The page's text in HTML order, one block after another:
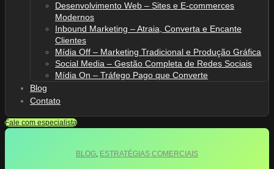
Desenvolvimento Web – Sites e E-commerces
Modernos
Inbound Marketing – Atraia, Converta e Encante
Clientes
Mídia Off – Marketing Tradicional e Produção Gráfica
Social Media – Gestão Completa de Redes Sociais
Mídia On – Tráfego Pago que Converte
Blog
Contato
Fale com especialista
BLOG, ESTRATÉGIAS COMERCIAIS